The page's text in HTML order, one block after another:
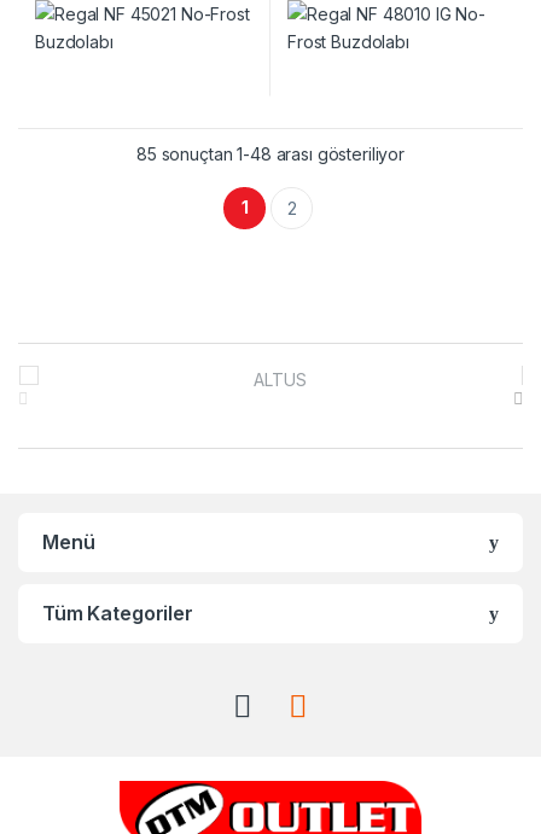
85 sonuçtan 1-48 arası gösteriliyor
1 2
Brands Carousel
Menü
Tüm Kategoriler